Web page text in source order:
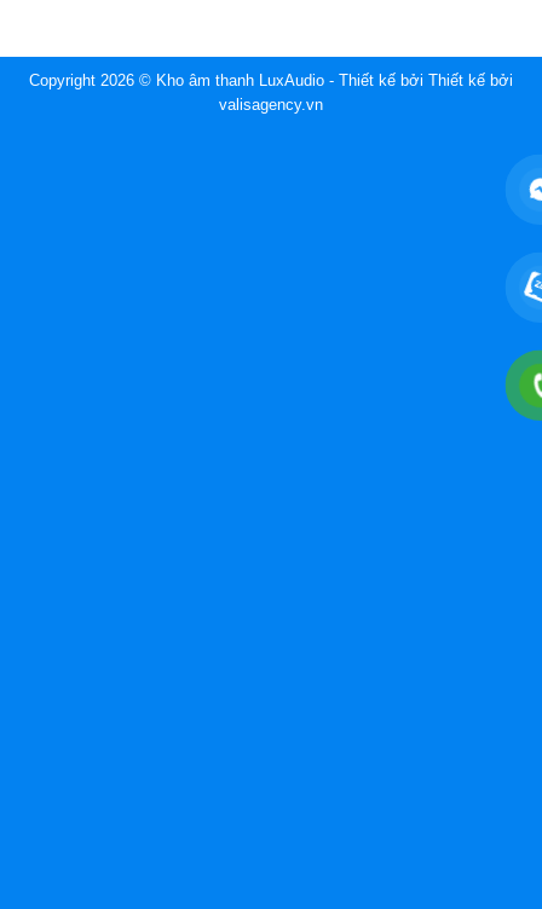
Copyright 2026 © Kho âm thanh LuxAudio - Thiết kế bởi Thiết kế bởi
valisagency.vn